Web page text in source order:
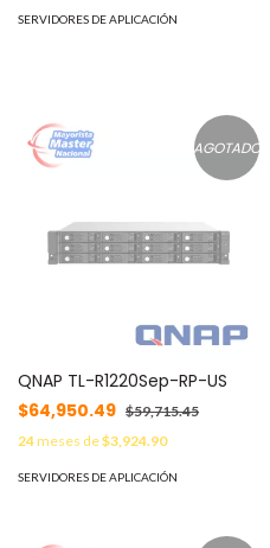
SERVIDORES DE APLICACIÓN
AGOTADO
QNAP TL-R1220Sep-RP-US
$64,950.49 $59,715.45
24meses de$3,924.90
SERVIDORES DE APLICACIÓN